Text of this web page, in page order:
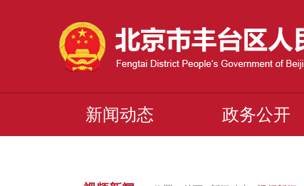
新闻动态 政务公开